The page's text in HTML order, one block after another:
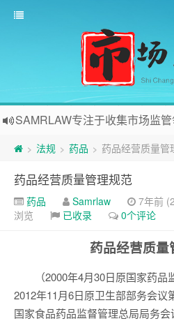
SAMRLAW专注于收集市场监
> 法规 > 药品 > 药品经营质量管
药品经营质量管理规范
药品 Samrlaw 7年前
浏览
已收录 0个评论
药品经营质量
（2000年4月30日原国家药品
2012年11月6日原卫生部部务会议
国家食品药品监督管理总局局务